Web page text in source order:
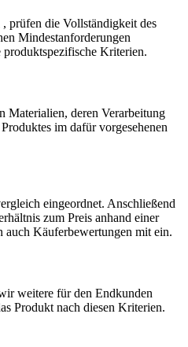
prüfen die Vollständigkeit des
Mindestanforderungen
Kriterien.
Materialien, deren Verarbeitung
im dafür vorgesehenen
eingeordnet. Anschließend
zum Preis anhand einer
Käuferbewertungen mit ein.
weitere für den Endkunden
Produkt nach diesen Kriterien.